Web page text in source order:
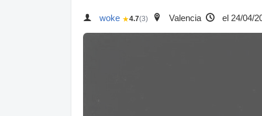
woke ★4.7(3) Valencia el 24/04/